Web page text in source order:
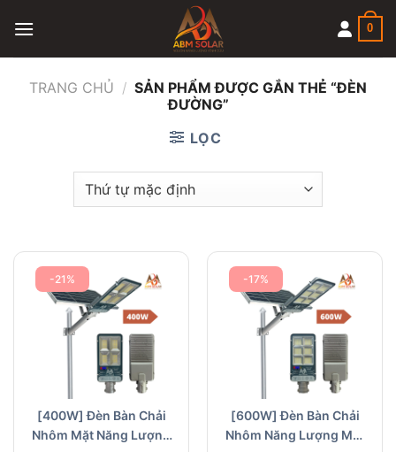
content
0
TRANG CHỦ / SẢN PHẨM ĐƯỢC GẮN THẺ “ĐÈN
ĐƯỜNG”
LỌC
-21%
[400W] Đèn Bàn Chải
Nhôm Mặt Năng Lượng
-17%
[600W] Đèn Bàn Chải
Nhôm Năng Lượng Mặt